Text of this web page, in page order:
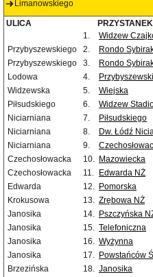
Limanowskiego
ULICA PRZYSTANEK
1.
Widzew
Przybyszewskiego
2. Rondo
Przybyszewskiego
3. Rondo
Lodowa
4.
Widzewska
5. Wiejska
Piłsudskiego
6. Widzew
Niciarniana
7. Piłsudskiego
Niciarniana
8. Dw. Łódź
Niciarniana
9.
Czechosłowacka
10. Mazowiecka
Czechosłowacka
11. Edwarda NŻ
Edwarda
12. Pomorska
Krokusowa
13. Zrębowa NŻ
Janosika
14. Pszczyńska
Janosika
15. Telefoniczna
Janosika
16. Wyżynna
Janosika
17. Powstańców
Brzezińska
18. Janosika